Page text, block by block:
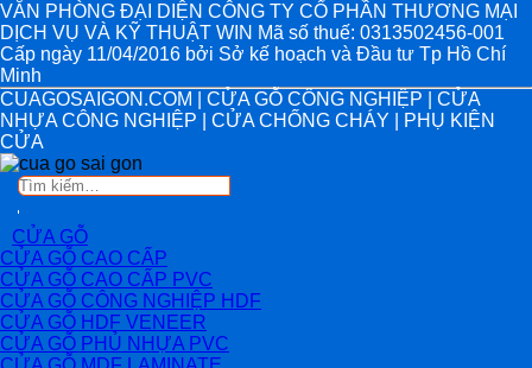
VĂN PHÒNG ĐẠI DIỆN CÔNG TY CỔ PHẦN THƯƠNG MẠI
DỊCH VỤ VÀ KỸ THUẬT WIN Mã số thuế: 0313502456-001
Cấp ngày 11/04/2016 bởi Sở kế hoạch và Đầu tư Tp Hồ Chí
Minh
CUAGOSAIGON.COM | CỬA GỖ CÔNG NGHIỆP | CỬA
NHỰA CÔNG NGHIỆP | CỬA CHỐNG CHÁY | PHỤ KIỆN
CỬA
Tìm
CỬA GỖ
CỬA GỖ CAO CẤP
CỬA GỖ CAO CẤP PVC
CỬA GỖ CÔNG NGHIỆP HDF
CỬA GỖ HDF VENEER
CỬA GỖ PHỦ NHỰA PVC